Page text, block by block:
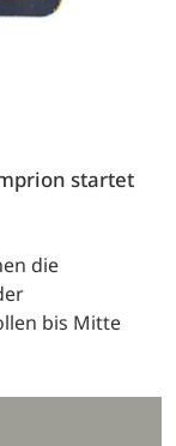
startet
die
bis Mitte